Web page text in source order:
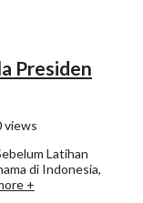
Presiden
views
Latihan
di Indonesia,
+